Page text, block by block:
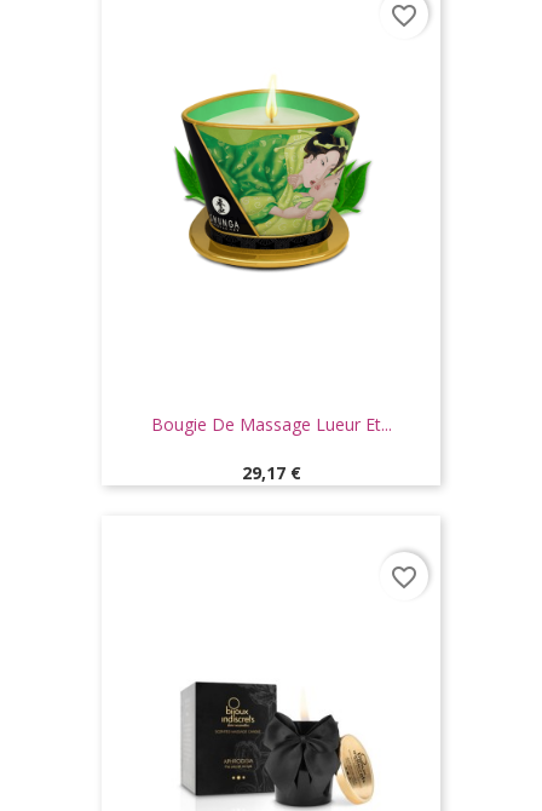
Bougie De Massage Lueur Et...
Prix
29,17 €
favorite_border
favorite_border